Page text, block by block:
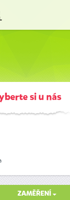
si u nás
ZAMĚŘENÍ